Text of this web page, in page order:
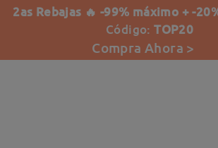
2as Rebajas 🔥 -99% máximo + -
Código:TOP20
Compra Ahora >